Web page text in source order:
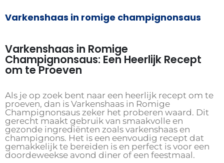
Varkenshaas in romige champignonsaus
Varkenshaas in Romige
Champignonsaus: Een Heerlijk Recept
om te Proeven
Als je op zoek bent naar een heerlijk recept om te
proeven, dan is Varkenshaas in Romige
Champignonsaus zeker het proberen waard. Dit
gerecht maakt gebruik van smaakvolle en
gezonde ingrediënten zoals varkenshaas en
champignons. Het is een eenvoudig recept dat
gemakkelijk te bereiden is en perfect is voor een
doordeweekse avond diner of een feestmaal.